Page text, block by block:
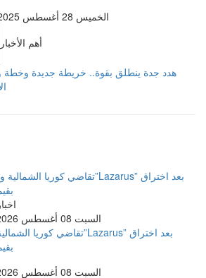
الخميس 28 أغسطس 2025 01:20 صباحاً
أهم الأخبار
هدد جدة ينطلق بقوة.. خريطة جديدة وخطة
السبت 08 أغسطس 2026 04:47 مساءً
بقيمة 1.5
السبت 08 أغسطس 2026 04:47 مساءً